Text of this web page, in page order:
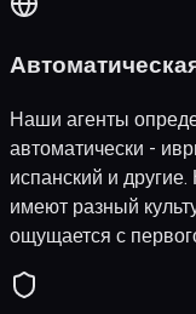
Наши агенты
автоматически -
испанский и
имеют разный
ощущается с